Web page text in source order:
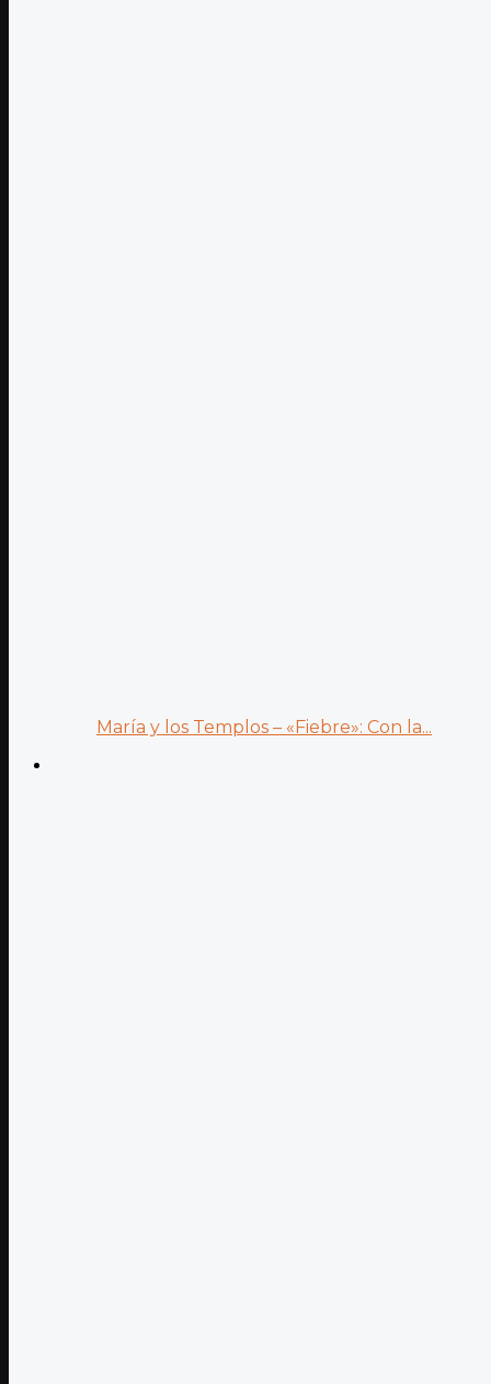
María y los Templos – «Fiebre»: Con la...